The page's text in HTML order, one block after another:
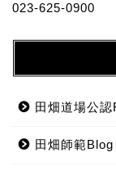
023-625-0900
田畑道場公
田畑師範Blog